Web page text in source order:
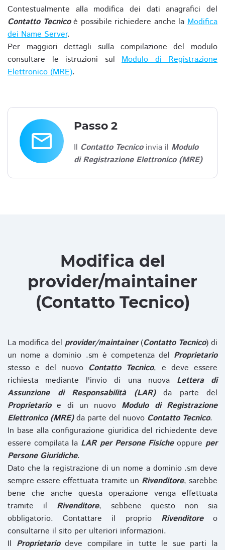
Contestualmente alla modifica dei dati anagrafici del
Contatto Tecnicoè possibile richiedere anche laModifica
dei Name Server.
Per maggiori dettagli sulla compilazione del modulo
consultare le istruzioni sul Modulo di Registrazione
Elettronico (MRE).
email
Passo 2
Il Contatto Tecnicoinvia il Modulo
di Registrazione Elettronico (MRE)
Modifica del
provider/maintainer
(Contatto Tecnico)
La modifica del provider/maintainer(Contatto Tecnico) di
un nome a dominio .sm è competenza del Proprietario
stesso e del nuovo Contatto Tecnico, e deve essere
richiesta mediante l'invio di una nuova Lettera di
Assunzione di Responsabilità (LAR)da parte del
Proprietarioe di un nuovo Modulo di Registrazione
Elettronico (MRE)da parte del nuovo Contatto Tecnico.
In base alla configurazione giuridica del richiedente deve
essere compilata la LAR per Persone Fisicheoppure per
Persone Giuridiche.
Dato che la registrazione di un nome a dominio .sm deve
sempre essere effettuata tramite un Rivenditore, sarebbe
bene che anche questa operazione venga effettuata
tramite il Rivenditore, sebbene questo non sia
obbligatorio. Contattare il proprio Rivenditoreo
consultarne il sito per ulteriori informazioni.
Il Proprietariodeve compilare in tutte le sue parti la